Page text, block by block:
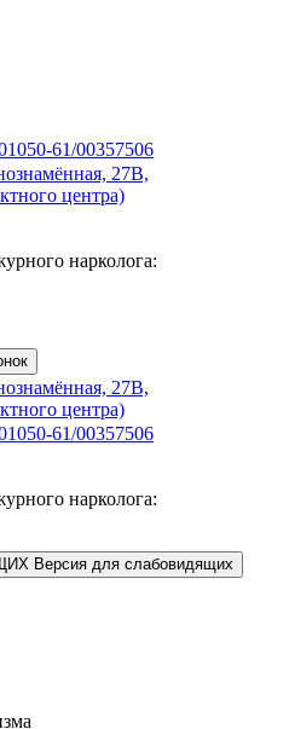
61/00357506
27В,
центра)
нарколога:
27В,
центра)
61/00357506
нарколога:
Версия для слабовидящих